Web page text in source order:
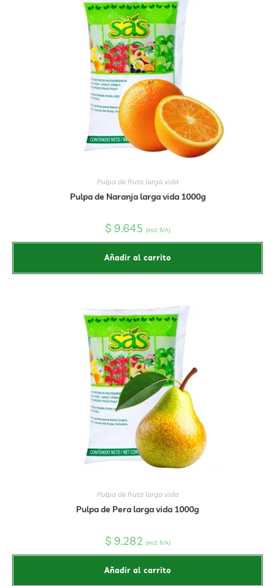
Pulpa de fruta larga vida
Pulpa de Naranja larga vida 1000g
$ 9.645 (incl. IVA)
Añadir al carrito
Pulpa de fruta larga vida
Pulpa de Pera larga vida 1000g
$ 9.282 (incl. IVA)
Añadir al carrito